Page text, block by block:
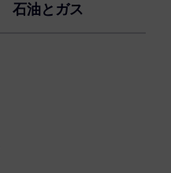
石油とガス